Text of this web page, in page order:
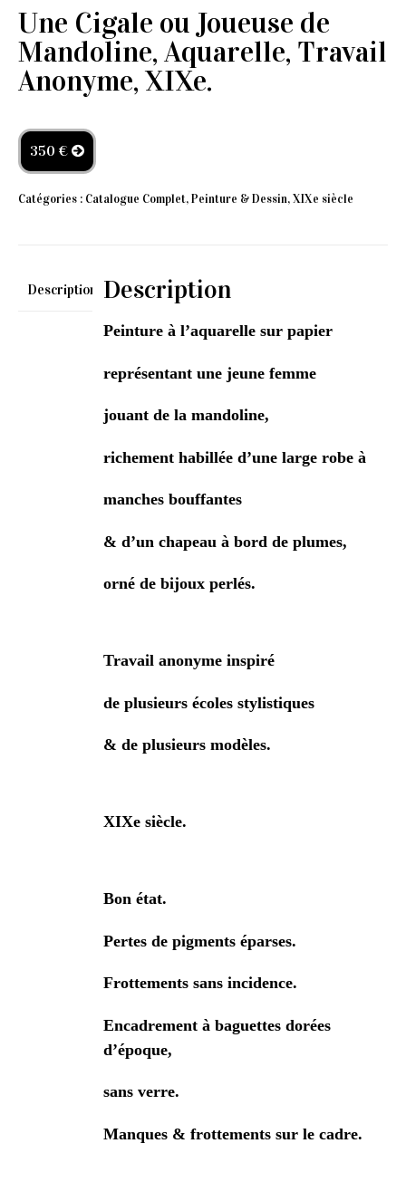
Une Cigale ou Joueuse de
Mandoline, Aquarelle, Travail
Anonyme, XIXe.
350 €
Catégories : Catalogue Complet,Peinture & Dessin,XIXe siècle
Description Description
Peinture à l’aquarelle sur papier
représentant une jeune femme
jouant de la mandoline,
richement habillée d’une large robe à
manches bouffantes
& d’un chapeau à bord de plumes,
orné de bijoux perlés.
Travail anonyme inspiré
de plusieurs écoles stylistiques
& de plusieurs modèles.
XIXe siècle.
Bon état.
Pertes de pigments éparses.
Frottements sans incidence.
Encadrement à baguettes dorées
d’époque,
sans verre.
Manques & frottements sur le cadre.